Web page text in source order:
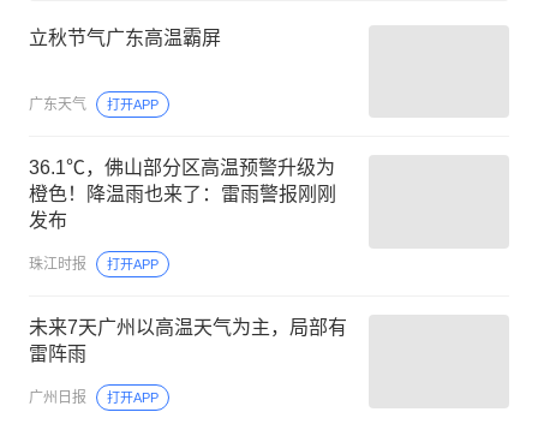
立秋节气广东高温霸屏
广东天气 打开APP
36.1℃，佛山部分区高温预警升级为
橙色！降温雨也来了：雷雨警报刚刚
发布
珠江时报 打开APP
未来7天广州以高温天气为主，局部有
雷阵雨
广州日报 打开APP